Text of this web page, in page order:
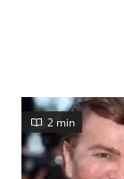
2 min